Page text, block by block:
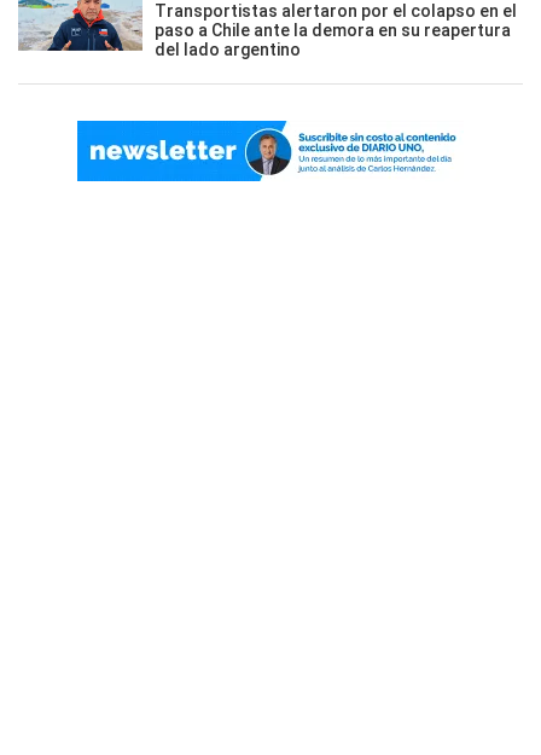
Transportistas alertaron por el colapso en el
paso a Chile ante la demora en su reapertura
del lado argentino